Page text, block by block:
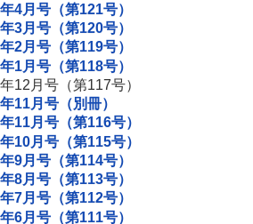
4月号（第121号）
3月号（第120号）
2月号（第119号）
1月号（第118号）
12月号（第117号）
11月号（別冊）
11月号（第116号）
10月号（第115号）
9月号（第114号）
8月号（第113号）
7月号（第112号）
6月号（第111号）